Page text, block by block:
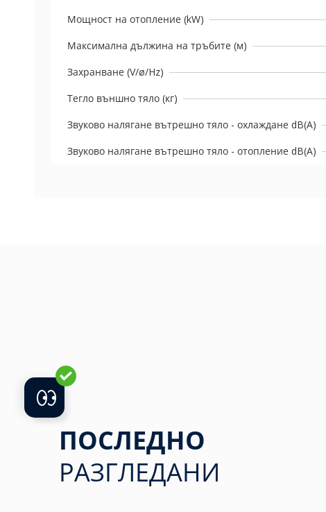
Мощност на отопление (kW)
Максимална дължина на тръбите (м)
Захранване (V/ø/Hz)
Тегло външно тяло (кг)
Звуково налягане вътрешно тяло - охлаждане dB(A)
Звуково налягане вътрешно тяло - отопление dB(A)
ПОСЛЕДНО
РАЗГЛЕДАНИ